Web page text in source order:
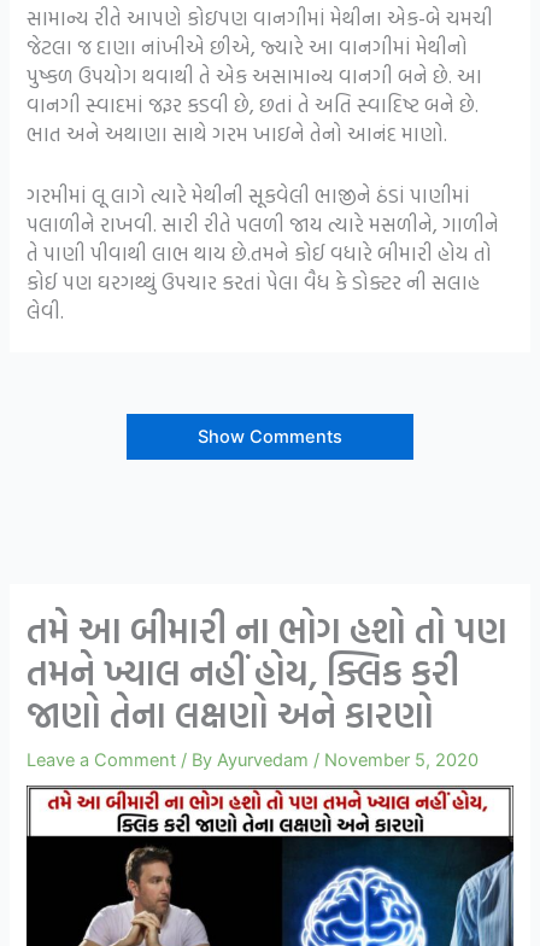
સામાન્ય રીતે આપણે કોઇપણ વાનગીમાં મેથીના એક-બે ચમચી
જેટલા જ દાણા નાંખીએ છીએ, જ્યારે આ વાનગીમાં મેથીનો
પુષ્કળ ઉપયોગ થવાથી તે એક અસામાન્ય વાનગી બને છે. આ
વાનગી સ્વાદમાં જરૂર કડવી છે, છતાં તે અતિ સ્વાદિષ્ટ બને છે.
ભાત અને અથાણા સાથે ગરમ ખાઇને તેનો આનંદ માણો.
ગરમીમાં લૂ લાગે ત્યારે મેથીની સૂકવેલી ભાજીને ઠંડાં પાણીમાં
પલાળીને રાખવી. સારી રીતે પલળી જાય ત્યારે મસળીને, ગાળીને
તે પાણી પીવાથી લાભ થાય છે.તમને કોઈ વધારે બીમારી હોય તો
કોઈ પણ ઘરગથ્થું ઉપચાર કરતાં પેલા વૈધ કે ડોક્ટર ની સલાહ
લેવી.
Show Comments
તમે આ બીમારી ના ભોગ હશો તો પણ
તમને ખ્યાલ નહીં હોય, ક્લિક કરી
જાણો તેના લક્ષણો અને કારણો
Leave a Comment / ByAyurvedam / November 5, 2020